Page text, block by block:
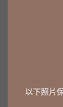
以下照片